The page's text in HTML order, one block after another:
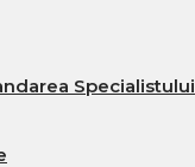
Specialistului